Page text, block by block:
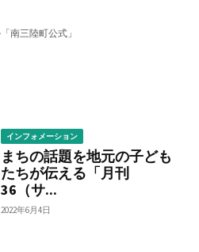
インフォメーション
まちの話題を地元の子ども
たちが伝える「月刊
36（サ...
2022年6月4日